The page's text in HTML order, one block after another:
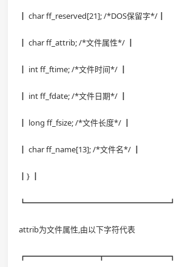
┃ char ff_reserved[21]; /*DOS保留字*/┃
┃ char ff_attrib; /*文件属性*/ ┃
┃ int ff_ftime; /*文件时间*/ ┃
┃ int ff_fdate; /*文件日期*/ ┃
┃ long ff_fsize; /*文件长度*/ ┃
┃ char ff_name[13]; /*文件名*/ ┃
┃} ┃
┗━━━━━━━━━━━━━━━━━━┛
attrib为文件属性,由以下字符代表
┏━━━━━━━━━┳━━━━━━━━┓